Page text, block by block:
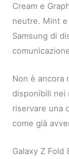
Cream e
neutre. Mint
Samsung di
Non è ancora
disponibili nei
riservare una
come già
Galaxy Z Fold